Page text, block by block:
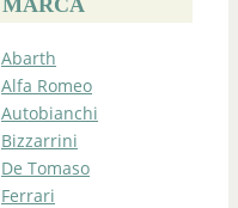
MARCA
Abarth
Alfa Romeo
Autobianchi
Bizzarrini
De Tomaso
Ferrari